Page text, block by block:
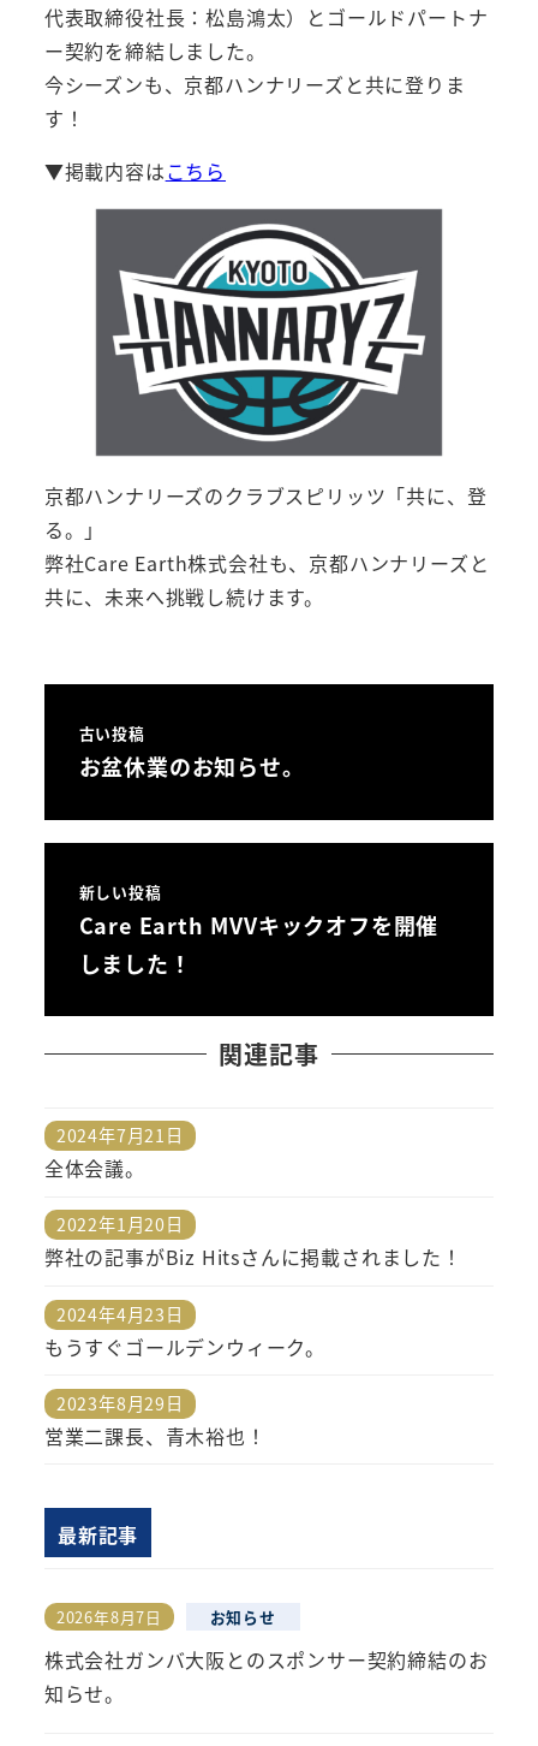
代表取締役社長：松島鴻太）とゴールドパートナ
ー契約を締結しました。
今シーズンも、京都ハンナリーズと共に登りま
す！
▼掲載内容はこちら
京都ハンナリーズのクラブスピリッツ「共に、登
る。」
弊社Care Earth株式会社も、京都ハンナリーズと
共に、未来へ挑戦し続けます。
古い投稿
お盆休業のお知らせ。
新しい投稿
Care Earth MVVキックオフを開催
しました！
関連記事
全体会議。
投稿日
2024年7月21日
弊社の記事がBiz Hitsさんに掲載されました！
投稿日
2022年1月20日
もうすぐゴールデンウィーク。
投稿日
2024年4月23日
営業二課長、青木裕也！
投稿日
2023年8月29日
最新記事
株式会社ガンバ大阪とのスポンサー契約締結のお
知らせ。
投稿日
2026年8月7日 お知らせ